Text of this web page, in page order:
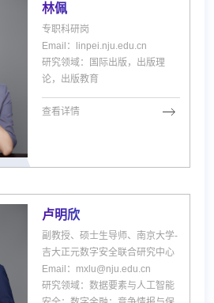
林佩
专职科研岗
Email：linpei.nju.edu.cn
研究领域：国际出版，出版理
论，出版教育
查看详情
卢明欣
副教授、硕士生导师、南京大学-
吉大正元数字安全联合研究中心
Email：mxlu@nju.edu.cn
研究领域：数据要素与人工智能